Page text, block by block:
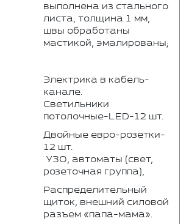
выполнена из стального
листа, толщина 1 мм,
швы обработаны
мастикой, эмалированы;
Электрика в кабель-
канале.
Светильники
потолочные-LED-12 шт.
Двойные евро-розетки-
12 шт.
УЗО, автоматы (свет,
розеточная группа),
Распределительный
щиток, внешний силовой
разъем «папа-мама».